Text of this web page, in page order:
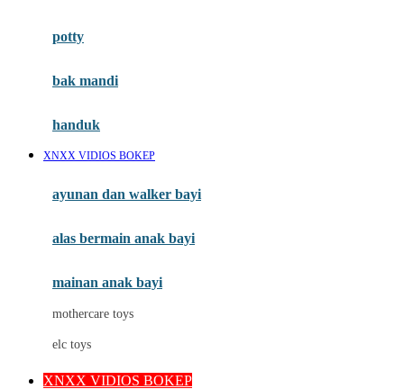
Moby
My Buddy Tag
My K
potty
bak mandi
handuk
XNXX VIDIOS BOKEP
ayunan dan walker bayi
alas bermain anak bayi
mainan anak bayi
mothercare toys
elc toys
XNXX VIDIOS BOKEP